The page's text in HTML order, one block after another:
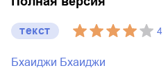
текст 4
Бхаиджи Бхаиджи